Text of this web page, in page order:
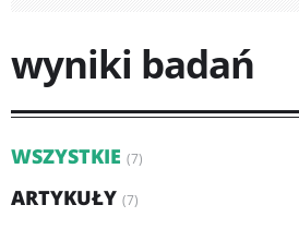
wyniki badań
WSZYSTKIE (7)
ARTYKUŁY (7)